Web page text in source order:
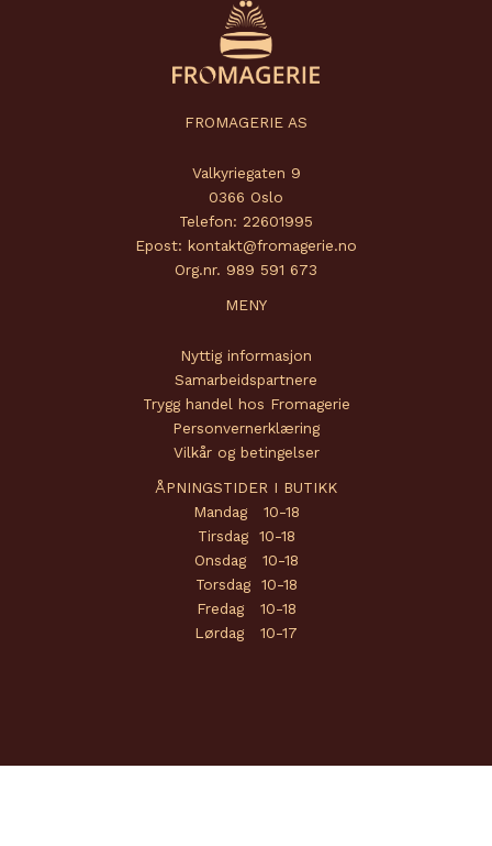
FROMAGERIE AS
Valkyriegaten 9
0366 Oslo
Telefon: 22601995
Epost: kontakt@fromagerie.no
Org.nr. 989 591 673
MENY
Nyttig informasjon
Samarbeidspartnere
Trygg handel hos Fromagerie
Personvernerklæring
Vilkår og betingelser
ÅPNINGSTIDER I BUTIKK
Mandag 10-18
Tirsdag 10-18
Onsdag 10-18
Torsdag 10-18
Fredag 10-18
Lørdag 10-17